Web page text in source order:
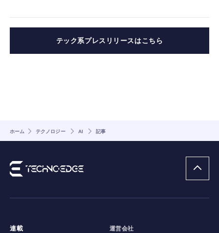
テック系プレスリリースはこちら
ホーム テクノロジー AI 記事
連載 運営会社